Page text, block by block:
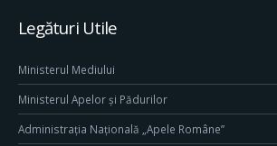
Legături Utile
Ministerul Mediului
Ministerul Apelor și Pădurilor
Administrația Națională „Apele Române”